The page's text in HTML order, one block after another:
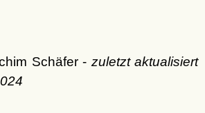
Schäfer - zuletzt aktualisiert